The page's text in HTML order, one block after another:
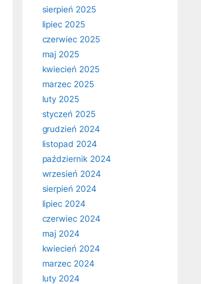
sierpień 2025
lipiec 2025
czerwiec 2025
maj 2025
kwiecień 2025
marzec 2025
luty 2025
styczeń 2025
grudzień 2024
listopad 2024
październik 2024
wrzesień 2024
sierpień 2024
lipiec 2024
czerwiec 2024
maj 2024
kwiecień 2024
marzec 2024
luty 2024